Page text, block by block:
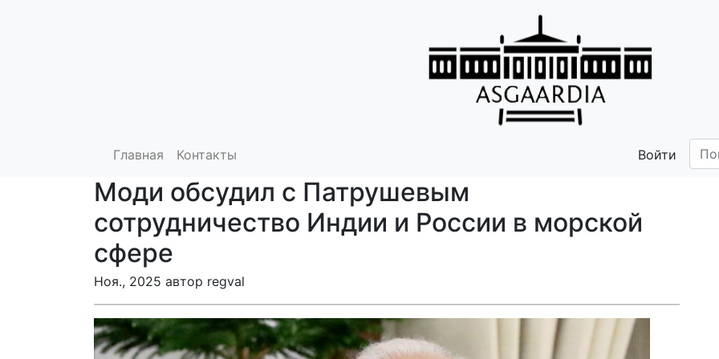
Главная Контакты Войти
Моди обсудил с Патрушевым
сотрудничество Индии и России в морской
сфере
Ноя., 2025 автор regval